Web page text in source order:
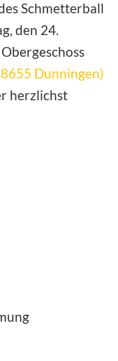
Schmetterball
den 24.
Dunningen)
herzlichst